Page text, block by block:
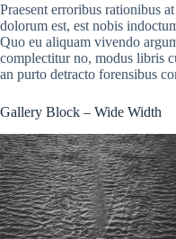
Praesent erroribus rationibus
dolorum est, est nobis
Quo eu aliquam vivendo
complectitur no, modus libris
an purto detracto forensibus
Gallery Block – Wide Width